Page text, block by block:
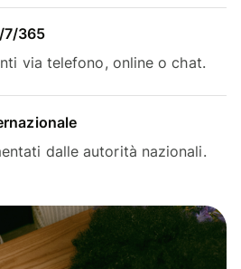
7/365
via telefono, online o chat.
dalle autorità nazionali.